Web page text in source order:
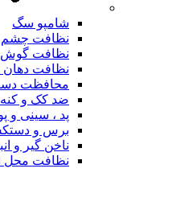
شامپو سگ
نظافت
نظافت
نظافت
محافظت
ضد کک و
پد ، سینی و
برس و
ناخن گیر و
نظافت محل